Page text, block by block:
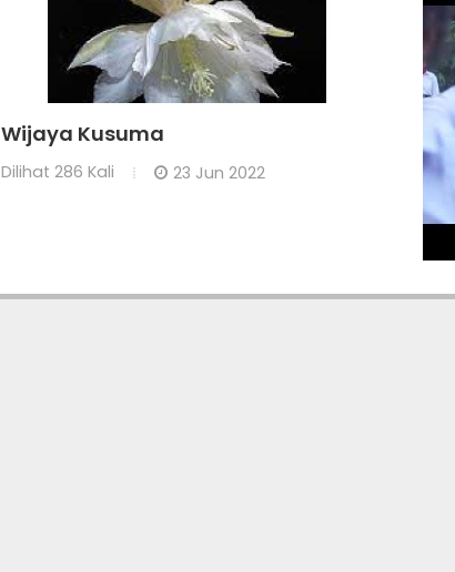
Wijaya Kusuma
Dilihat 286 Kali 23 Jun 2022